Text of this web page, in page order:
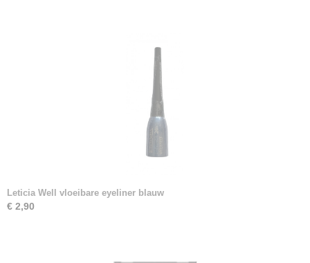
Leticia Well vloeibare eyeliner blauw
€ 2,90